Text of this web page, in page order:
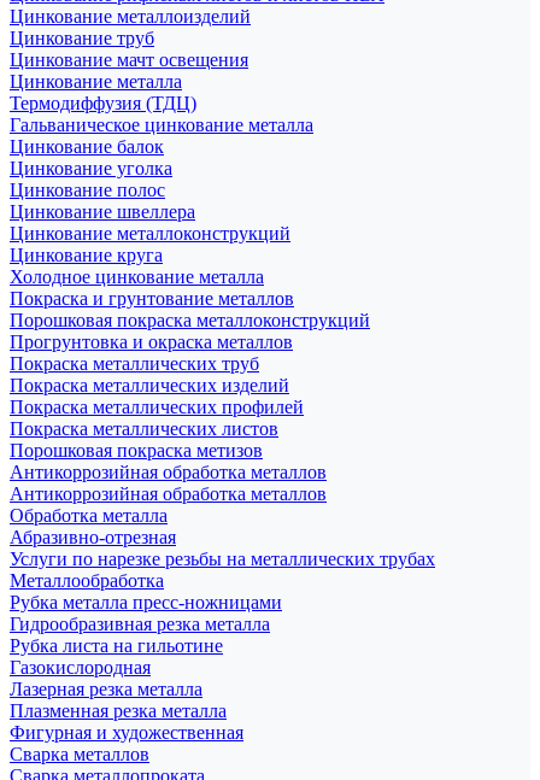
Цинкование металлоизделий
Цинкование труб
Цинкование мачт освещения
Цинкование металла
Термодиффузия (ТДЦ)
Гальваническое цинкование металла
Цинкование балок
Цинкование уголка
Цинкование полос
Цинкование швеллера
Цинкование металлоконструкций
Цинкование круга
Холодное цинкование металла
Покраска и грунтование металлов
Порошковая покраска металлоконструкций
Прогрунтовка и окраска металлов
Покраска металлических труб
Покраска металлических изделий
Покраска металлических профилей
Покраска металлических листов
Порошковая покраска метизов
Антикоррозийная обработка металлов
Антикоррозийная обработка металлов
Обработка металла
Абразивно-отрезная
Услуги по нарезке резьбы на металлических трубах
Металлообработка
Рубка металла пресс-ножницами
Гидрообразивная резка металла
Рубка листа на гильотине
Газокислородная
Лазерная резка металла
Плазменная резка металла
Фигурная и художественная
Сварка металлов
Сварка металлопроката